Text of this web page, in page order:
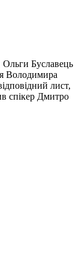
Ольги Буславець
Володимира
лист,
спікер Дмитро